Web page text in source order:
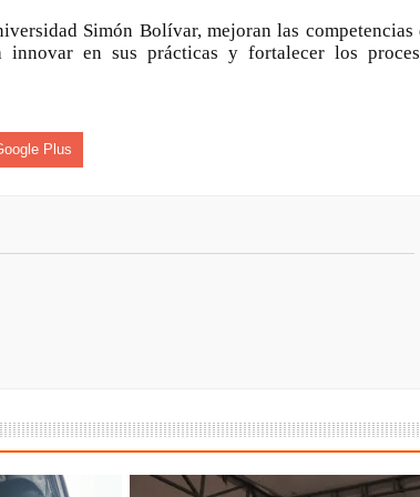
fue inmovilizado un bus que estaba siendo lavado
en máxima alerta al Tolima
la Fábrica de Licores del Tolima alcanzó el 94
Simón Bolívar, mejoran las competencias
innovar en sus prácticas y fortalecer los
Plus